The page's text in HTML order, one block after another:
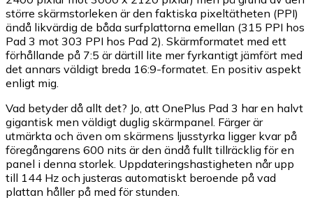
större skärmstorleken är den faktiska pixeltätheten (PPI)
ändå likvärdig de båda surfplattorna emellan (315 PPI hos
Pad 3 mot 303 PPI hos Pad 2). Skärmformatet med ett
förhållande på 7:5 är därtill lite mer fyrkantigt jämfört med
det annars väldigt breda 16:9-formatet. En positiv aspekt
enligt mig.
Vad betyder då allt det? Jo, att OnePlus Pad 3 har en halvt
gigantisk men väldigt duglig skärmpanel. Färger är
utmärkta och även om skärmens ljusstyrka ligger kvar på
föregångarens 600 nits är den ändå fullt tillräcklig för en
panel i denna storlek. Uppdateringshastigheten når upp
till 144 Hz och justeras automatiskt beroende på vad
plattan håller på med för stunden.